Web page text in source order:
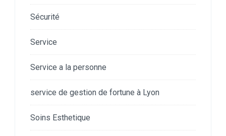
Sécurité
Service
Service a la personne
service de gestion de fortune à Lyon
Soins Esthetique